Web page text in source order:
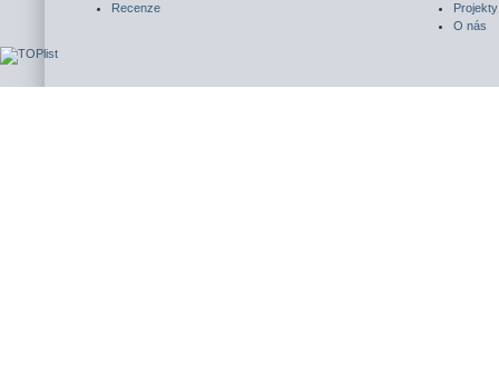
Recenze
Projekty
O nás